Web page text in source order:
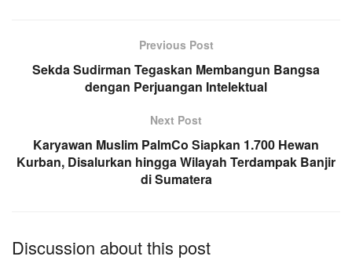
Previous Post
Sekda Sudirman Tegaskan Membangun Bangsa
dengan Perjuangan Intelektual
Next Post
Karyawan Muslim PalmCo Siapkan 1.700 Hewan
Kurban, Disalurkan hingga Wilayah Terdampak Banjir
di Sumatera
Discussion about this post